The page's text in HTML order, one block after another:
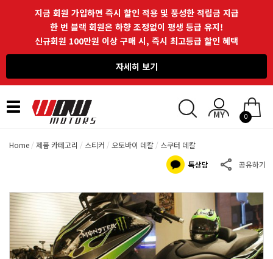
지금 회원 가입하면 즉시 할인 적용 및 풍성한 적립금 지급
한 번 블랙 회원은 하향 조정없이 평생 등급 유지!
신규회원 100만원 이상 구매 시, 즉시 최고등급 할인 혜택
자세히 보기
Toggle
navigation
0
Home 제품 카테고리 스티커 오토바이 데칼 스쿠터 데칼